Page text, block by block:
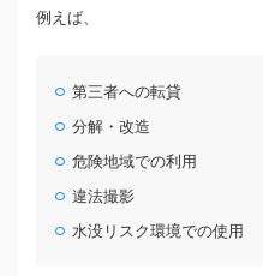
例えば、
第三者への転貸
分解・改造
危険地域での利用
違法撮影
水没リスク環境での使用